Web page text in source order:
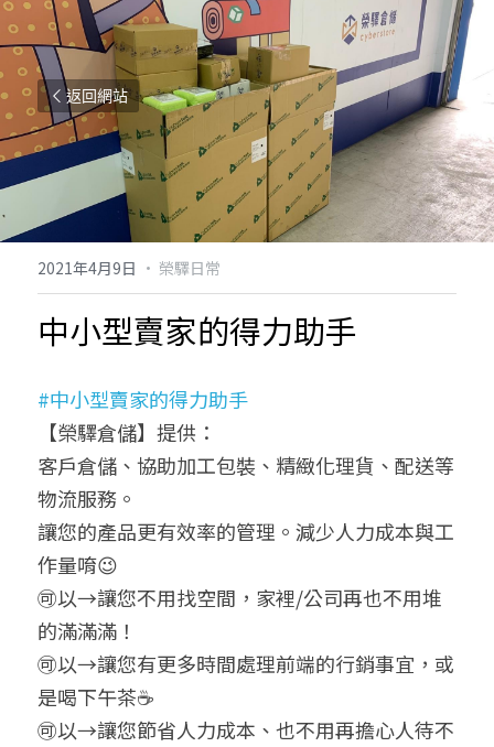
返回網站
2021年4月9日 · 榮驛日常
中小型賣家的得力助手
#中小型賣家的得力助手
【榮驛倉儲】提供：
客戶倉儲、協助加工包裝、精緻化理貨、配送等
物流服務。
讓您的產品更有效率的管理。減少人力成本與工
作量唷😉
🉑以→讓您不用找空間，家裡/公司再也不用堆
的滿滿滿！
🉑以→讓您有更多時間處理前端的行銷事宜，或
是喝下午茶☕
🉑以→讓您節省人力成本、也不用再擔心人待不